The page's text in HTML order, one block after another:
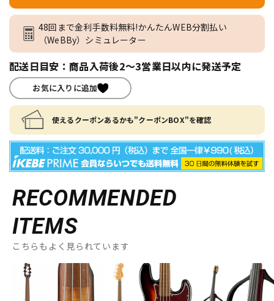
48回まで金利手数料無料!かんたんWEB分割払い
（WeBBy）シミュレーター
配送日目安：商品入荷後2～3営業日以内に発送予定
お気に入りに追加
使えるクーポンあるかも"クーポンBOX"を確認
RECOMMENDED
ITEMS
こちらもよく見られています